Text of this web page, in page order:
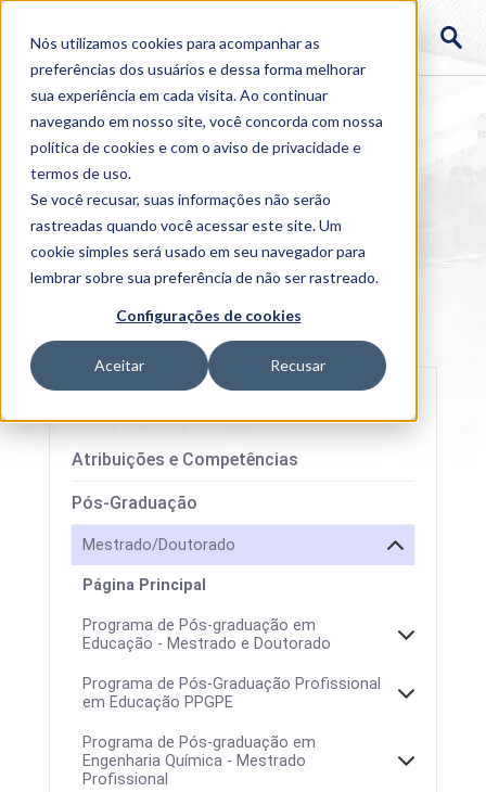
Nós utilizamos cookies para acompanhar as
preferências dos usuários e dessa forma melhorar
sua experiência em cada visita. Ao continuar
navegando em nosso site, você concorda com nossa
política de cookies e com o aviso deprivacidade e
termos de uso.
Se você recusar, suas informações não serão
rastreadas quando você acessar este site. Um
cookie simples será usado em seu navegador para
lembrar sobre sua preferência de não ser rastreado.
Configurações de cookies
Aceitar Recusar
Programa de Pós-graduação em Odontologia -
Mestrado > Publicações >Publicações 2017
Atribuições e Competências
Pós-Graduação
Mestrado/Doutorado
Página Principal
Programa de Pós-graduação em
Educação - Mestrado e Doutorado
Programa de Pós-Graduação Profissional
em Educação PPGPE
Programa de Pós-graduação em
Engenharia Química - Mestrado
Profissional